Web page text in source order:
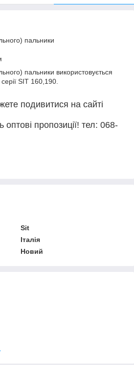
пальники
пальники використовується
SIT 160,190.
подивитися на сайті
оптові пропозиції! тел: 068-
Sit
Італія
Новий